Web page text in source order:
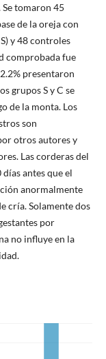
tomaron 45
de la oreja con
y 48 controles
comprobada fue
presentaron
grupos S y C se
de la monta. Los
son
otros autores y
Las corderas del
antes que el
anormalmente
cría. Solamente dos
por
no influye en la